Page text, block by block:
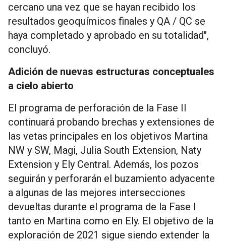
cercano una vez que se hayan recibido los
resultados geoquímicos finales y QA / QC se
haya completado y aprobado en su totalidad",
concluyó.
Adición de nuevas estructuras conceptuales
a cielo abierto
El programa de perforación de la Fase II
continuará probando brechas y extensiones de
las vetas principales en los objetivos Martina
NW y SW, Magi, Julia South Extension, Naty
Extension y Ely Central. Además, los pozos
seguirán y perforarán el buzamiento adyacente
a algunas de las mejores intersecciones
devueltas durante el programa de la Fase I
tanto en Martina como en Ely. El objetivo de la
exploración de 2021 sigue siendo extender la